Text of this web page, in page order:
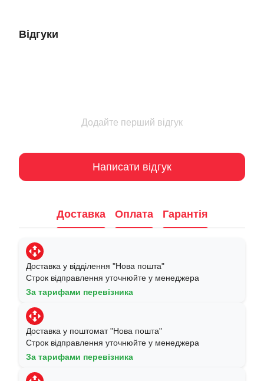
Відгуки
Додайте перший відгук
Написати відгук
Доставка Оплата Гарантія
Доставка у відділення "Нова пошта"
Строк відправлення уточнюйте у менеджера
За тарифами перевізника
Доставка у поштомат "Нова пошта"
Строк відправлення уточнюйте у менеджера
За тарифами перевізника